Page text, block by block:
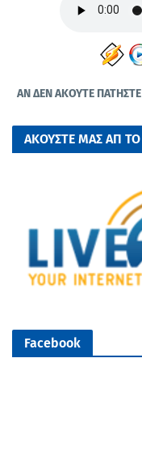
ΑΝ ΔΕΝ ΑΚΟΥΤΕ ΠΑΤΗΣΤΕ
ΑΚΟΥΣΤΕ ΜΑΣ ΑΠ ΤΟ
Facebook